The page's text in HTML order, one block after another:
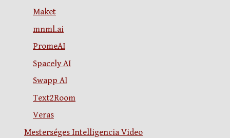
Maket
mnml.ai
PromeAI
Spacely AI
Swapp AI
Text2Room
Veras
Mesterséges Intelligencia Video